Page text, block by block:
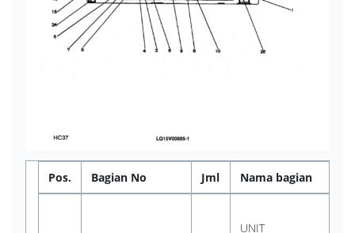
Pos. Bagian No Jml Nama bagian
UNIT